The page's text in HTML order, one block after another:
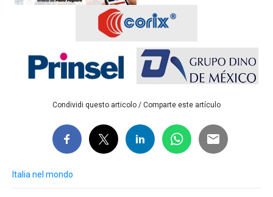
Condividi questo articolo / Comparte este artículo
Italia nel mondo